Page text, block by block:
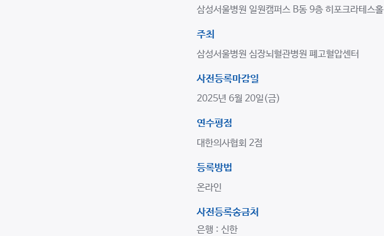
삼성서울병원 일원캠퍼스 B동 9층 히포크라테스홀
주최
삼성서울병원 심장뇌혈관병원 폐고혈압센터
사전등록마감일
2025년 6월 20일(금)
연수평점
대한의사협회 2점
등록방법
온라인
사전등록송금처
은행 : 신한